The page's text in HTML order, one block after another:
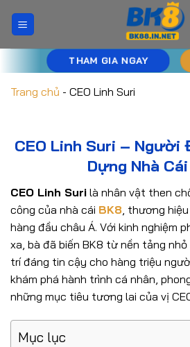
qua
THAM GIA NGAY
Trang chủ - CEO Linh Suri
CEO Linh Suri – Người
Dựng Nhà
CEO Linh Suri là nhân vật then
công của nhà cái BK8 , thương
hàng đầu châu Á. Với kinh nghiệm
xa, bà đã biến BK8 từ nền tảng
trí đáng tin cậy cho hàng triệu
khám phá hành trình cá nhân,
những mục tiêu tương lai của vị
Mục lục